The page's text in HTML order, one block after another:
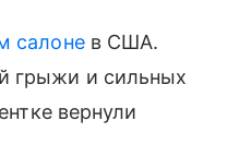
салонев США.
грыжи и сильных
вернули